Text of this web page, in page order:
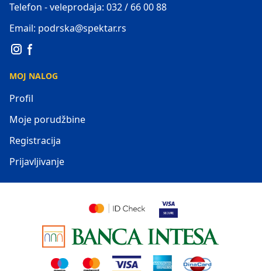
Telefon - veleprodaja: 032 / 66 00 88
Email: podrska@spektar.rs
MOJ NALOG
Profil
Moje porudžbine
Registracija
Prijavljivanje